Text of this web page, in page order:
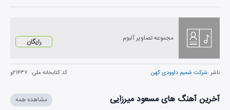
مجموعه تصاویر آلبوم رایگان
ناشر :شرکت شمیم داوودی کهن کد کتابخانه ملی: ۲۱۴۳۷و
آخرین آهنگ های مسعود میرزایی مشاهده همه